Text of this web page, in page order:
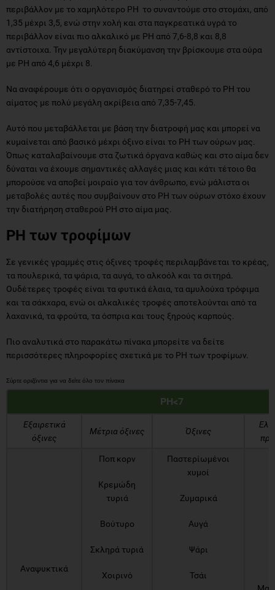
περιβάλλον με το χαμηλότερο PH το συναντούμε στο στομάχι, από
1,35 μέχρι 3,5, ενώ στην χολή και στα παγκρεατικά υγρά το
περιβάλλον είναι πιο αλκαλικό με PH από 7,6-8,8 και 8,8
αντίστοιχα. Την μεγαλύτερη διακύμανση την βρίσκουμε στα ούρα
με PH από 4,6 μέχρι 8.
Να αναφέρουμε ότι ο οργανισμός διατηρεί σταθερό το PH του
αίματος με πολύ μεγάλη ακρίβεια από 7,35-7,45.
Αυτό που μεταβάλλεται με βάση την διατροφή μας και μπορεί να
κυμαίνεται από βασικό μέχρι όξινο είναι το PH των ούρων μας.
Όπως καταλαβαίνουμε στα ζωτικά όργανα καθώς και στο αίμα δεν
δύναται να έχουμε σημαντικές αλλαγές μιας και κάτι τέτοιο θα
μπορούσε να αποβεί μοιραίο για τον άνθρωπο, ενώ μάλιστα οι
μεταβολές αυτές που συμβαίνουν στο PH των ούρων στόχο έχουν
την διατήρηση σταθερού PH στο αίμα μας.
PH των τροφίμων
Σε γενικές γραμμές στις όξινες τροφές περιλαμβάνεται το κρέας,
τα πουλερικά, τα ψάρια, τα αυγά, το αλκοόλ και τα σιτηρά.
Ουδέτερες τροφές είναι τα φυτικά έλαια, τα αμυλούχα τρόφιμα
και τα σάκχαρα, ενώ οι αλκαλικές τροφές αποτελούνται από τα
λαχανικά, τα φρούτα, τα όσπρια και τους ξηρούς καρπούς.
Πιο αναλυτικά στο παρακάτω πίνακα μπορείτε να δείτε
περισσότερες πληροφορίες σχετικά με το PH των τροφίμων.
PH<7
Εξαιρετικά
όξινες
Μέτρια όξινες Όξινες
Αναψυκτικά
Ποπ κορν
Κρεμώδη
τυριά
Βούτυρο
Σκληρά τυριά
Χοιρινό
Παστερίωμένοι
χυμοί
Ζυμαρικά
Αυγά
Ψάρι
Τσάι